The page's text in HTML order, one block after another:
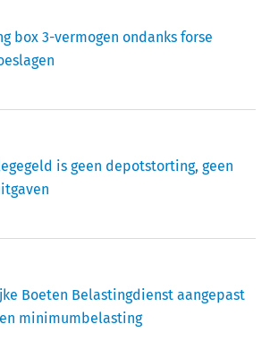
box 3-vermogen ondanks forse
is geen depotstorting, geen
Boeten Belastingdienst aangepast
en minimumbelasting